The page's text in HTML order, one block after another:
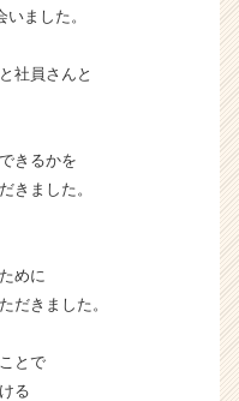
ました。
社員さんと
きるかを
きました。
めに
だきました。
とで
る